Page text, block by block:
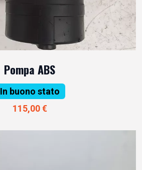
Pompa ABS
In buono stato
115,00 €